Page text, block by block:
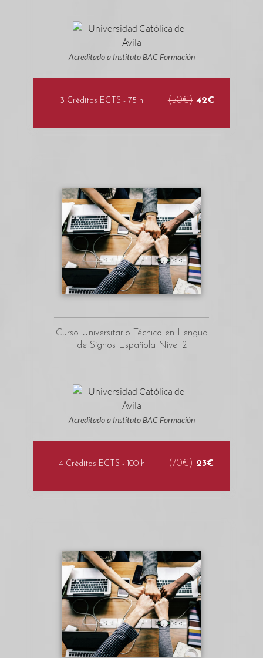
Acreditado a Instituto BAC Formación
3 Créditos ECTS - 75 h (50€) 42€
Curso Universitario Técnico en Lengua
de Signos Española Nivel 2
Acreditado a Instituto BAC Formación
4 Créditos ECTS - 100 h (70€) 23€